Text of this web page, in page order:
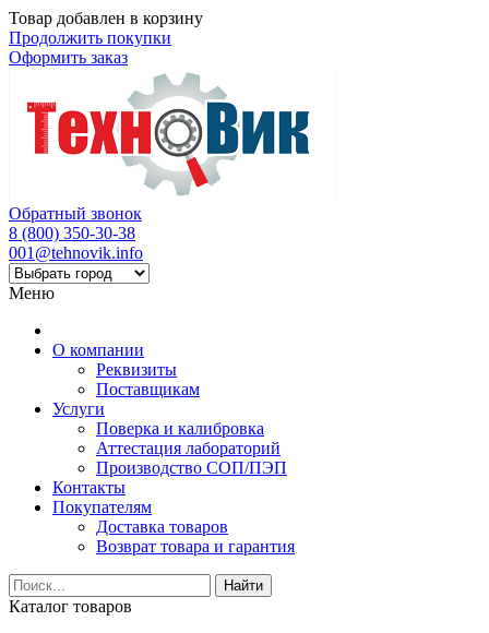
Товар добавлен в корзину
Продолжить покупки
Оформить заказ
Обратный звонок
8 (800) 350-30-38
001@tehnovik.info
Меню
О компании
Реквизиты
Поставщикам
Услуги
Поверка и калибровка
Аттестация лабораторий
Производство СОП/ПЭП
Контакты
Покупателям
Доставка товаров
Возврат товара и гарантия
Найти
Каталог товаров